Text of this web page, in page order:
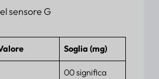
sensore G
Soglia (mg)
00 significa